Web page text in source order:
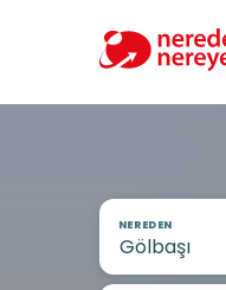
NEREDEN